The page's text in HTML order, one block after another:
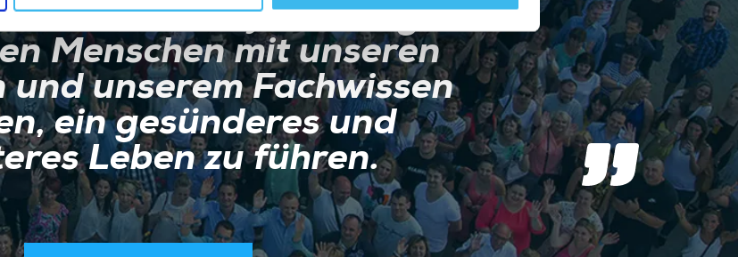
uns jeden Tag
Menschen mit unseren
unserem Fachwissen
ein gesünderes und
Leben zu führen.